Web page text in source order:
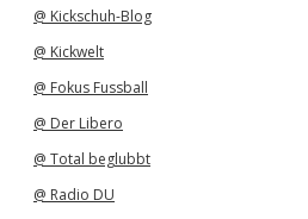
@ Kickschuh-Blog
@ Kickwelt
@ Fokus Fussball
@ Der Libero
@ Total beglubbt
@ Radio DU